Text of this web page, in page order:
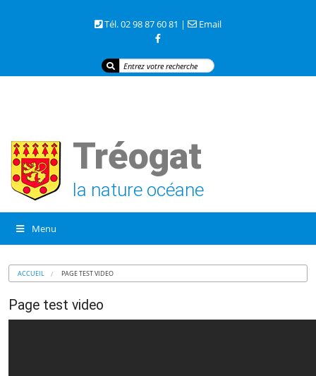
Tél. 02 98 87 60 81 |
Email
Tréogat
la nature océane
Menu
ACCUEIL PAGE TEST VIDEO
Page test video